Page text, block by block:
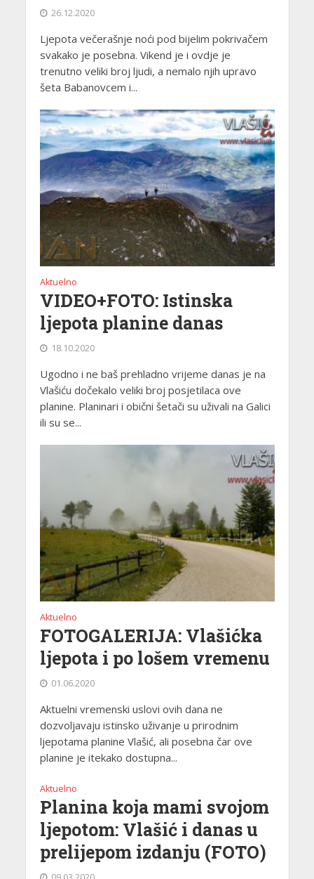
26.12.2020
Ljepota večerašnje noći pod bijelim pokrivačem
svakako je posebna. Vikend je i ovdje je
trenutno veliki broj ljudi, a nemalo njih upravo
šeta Babanovcem i...
Aktuelno
VIDEO+FOTO: Istinska
ljepota planine danas
18.10.2020
Ugodno i ne baš prehladno vrijeme danas je na
Vlašiću dočekalo veliki broj posjetilaca ove
planine. Planinari i obični šetači su uživali na Galici
ili su se...
Aktuelno
FOTOGALERIJA: Vlašićka
ljepota i po lošem vremenu
01.06.2020
Aktuelni vremenski uslovi ovih dana ne
dozvoljavaju istinsko uživanje u prirodnim
ljepotama planine Vlašić, ali posebna čar ove
planine je itekako dostupna...
Aktuelno
Planina koja mami svojom
ljepotom: Vlašić i danas u
prelijepom izdanju (FOTO)